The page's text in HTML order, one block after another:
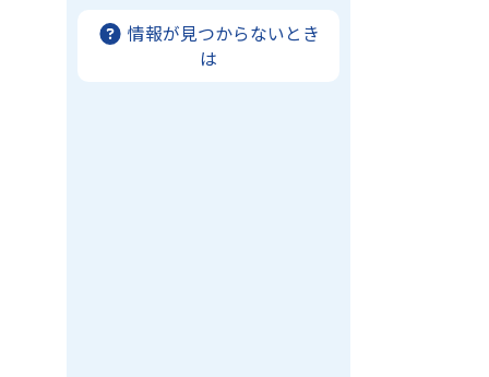
情報が見つからないとき
は